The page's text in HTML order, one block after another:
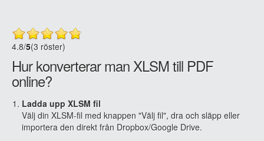
4.8/5(3 röster)
Hur konverterar man XLSM till PDF
online?
Ladda upp XLSM fil
Välj din XLSM-fil med knappen "Välj fil", dra och släpp eller
importera den direkt från Dropbox/Google Drive.